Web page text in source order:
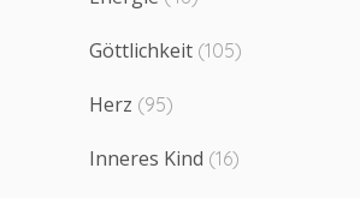
Göttlichkeit (105)
Herz (95)
Inneres Kind (16)